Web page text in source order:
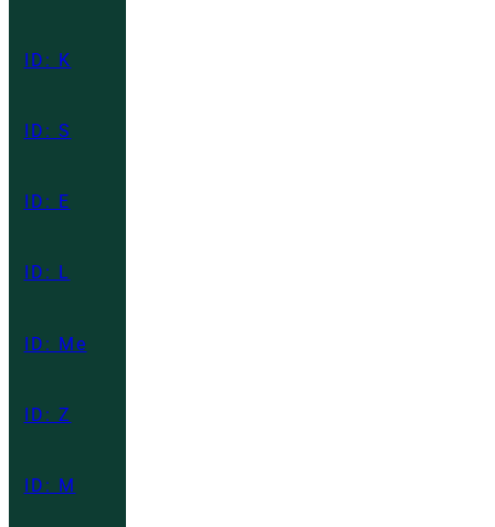
ID: K
ID: S
ID: E
ID: L
ID: Me
ID: Z
ID: M